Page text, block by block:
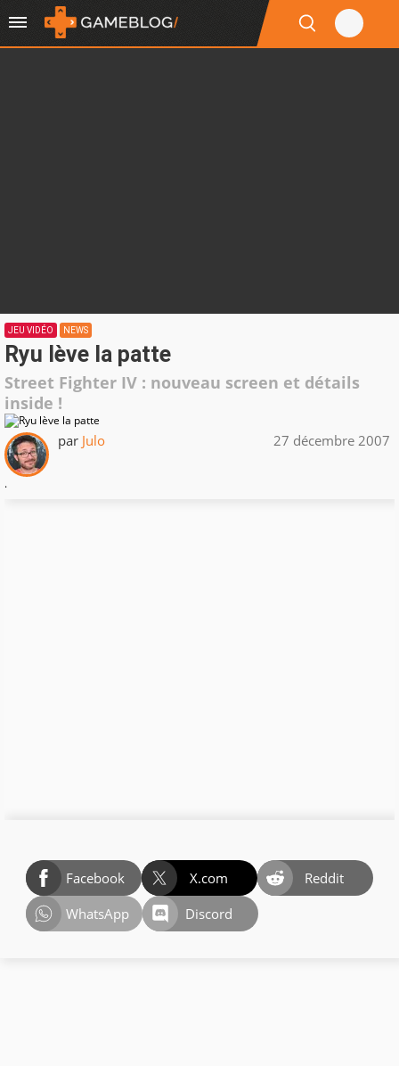
JEU VIDÉO NEWS
Ryu lève la patte
Street Fighter IV : nouveau screen et détails
inside !
par Julo 27 décembre 2007
.
Facebook X.com
Reddit
WhatsApp
Discord